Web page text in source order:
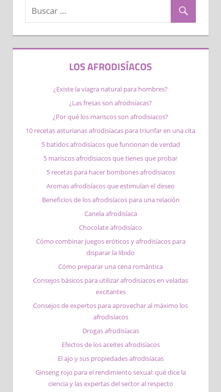
LOS AFRODISÍACOS
¿Existe la viagra natural para hombres?
¿Las fresas son afrodisíacas?
¿Por qué los mariscos son afrodisiacos​?
10 recetas asturianas afrodisíacas para triunfar en una cita
5 batidos afrodisíacos que funcionan de verdad
5 mariscos afrodisiacos que tienes que probar
5 recetas para hacer bombones afrodisiacos
Aromas afrodisíacos que estimulan el deseo
Beneficios de los afrodisíacos para una relación
Canela afrodisíaca
Chocolate afrodisíaco
Cómo combinar juegos eróticos y afrodisíacos para
disparar la libido
Cómo preparar una cena romántica
Consejos básicos para utilizar afrodisíacos en veladas
excitantes
Consejos de expertos para aprovechar al máximo los
afrodisíacos
Drogas afrodisíacas
Efectos de los aceites afrodisíacos
El ajo y sus propiedades afrodisíacas
Ginseng rojo para el rendimiento sexual: qué dice la
ciencia y las expertas del sector al respecto